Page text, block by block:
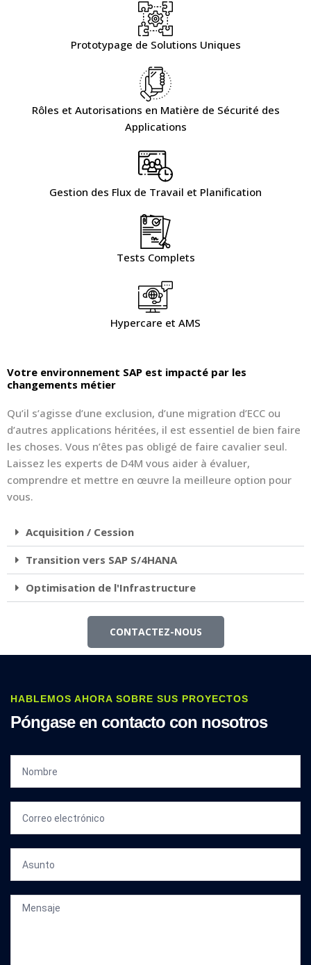
Prototypage de Solutions Uniques
Rôles et Autorisations en Matière de Sécurité des
Applications
Gestion des Flux de Travail et Planification
Tests Complets
Hypercare et AMS
Votre environnement SAP est impacté par les
changements métier
Qu’il s’agisse d’une exclusion, d’une migration d’ECC ou
d’autres applications héritées, il est essentiel de bien faire
les choses. Vous n’êtes pas obligé de faire cavalier seul.
Laissez les experts de D4M vous aider à évaluer,
comprendre et mettre en œuvre la meilleure option pour
vous.
Acquisition / Cession
Transition vers SAP S/4HANA
Optimisation de l'Infrastructure
CONTACTEZ-NOUS
HABLEMOS AHORA SOBRE SUS PROYECTOS
Póngase en contacto con nosotros